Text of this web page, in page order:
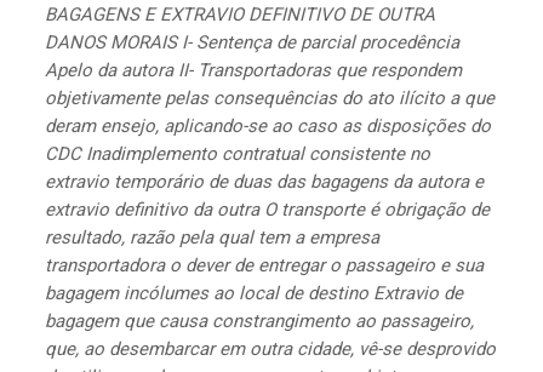
BAGAGENS E EXTRAVIO DEFINITIVO DE OUTRA
DANOS MORAIS I- Sentença de parcial procedência
Apelo da autora II- Transportadoras que respondem
objetivamente pelas consequências do ato ilícito a que
deram ensejo, aplicando-se ao caso as disposições do
CDC Inadimplemento contratual consistente no
extravio temporário de duas das bagagens da autora e
extravio definitivo da outra O transporte é obrigação de
resultado, razão pela qual tem a empresa
transportadora o dever de entregar o passageiro e sua
bagagem incólumes ao local de destino Extravio de
bagagem que causa constrangimento ao passageiro,
que, ao desembarcar em outra cidade, vê-se desprovido